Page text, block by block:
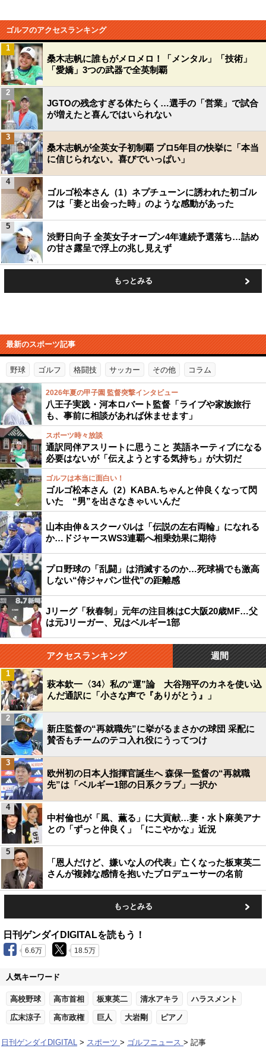
ゴルフのアクセスランキング
桑木志帆に誰もがメロメロ！「メンタル」「技術」
「愛嬌」3つの武器で全英制覇
1
JGTOの残念すぎる体たらく…選手の「営業」で試合
が増えたと喜んではいられない
2
桑木志帆が全英女子初制覇 プロ5年目の快挙に「本当
に信じられない。喜びでいっぱい」
3
ゴルゴ松本さん（1）ネプチューンに誘われた初ゴル
フは「妻と出会った時」のような感動があった
4
渋野日向子 全英女子オープン4年連続予選落ち…詰め
の甘さ露呈で浮上の兆し見えず
5
もっとみる
最新のスポーツ記事
野球 ゴルフ 格闘技 サッカー その他 コラム
2026年夏の甲子園 監督突撃インタビュー
八王子実践・河本ロバート監督「ライブや家族旅行
も、事前に相談があれば休ませます」
スポーツ時々放談
通訳同伴アスリートに思うこと 英語ネーティブになる
必要はないが「伝えようとする気持ち」が大切だ
ゴルフは本当に面白い！
ゴルゴ松本さん（2）KABA.ちゃんと仲良くなって閃
いた “男”を出さなきゃいいんだ
山本由伸＆スクーバルは「伝説の左右両輪」になれる
か…ドジャースWS3連覇へ相乗効果に期待
プロ野球の「乱闘」は消滅するのか…死球禍でも激高
しない“侍ジャパン世代”の距離感
Jリーグ「秋春制」元年の注目株はC大阪20歳MF…父
は元Jリーガー、兄はベルギー1部
アクセスランキング 週間
萩本欽一〈34〉私の“運”論 大谷翔平のカネを使い込
んだ通訳に「小さな声で『ありがとう』」
1
新庄監督の“再就職先”に挙がるまさかの球団 采配に
賛否もチームのテコ入れ役にうってつけ
2
欧州初の日本人指揮官誕生へ 森保一監督の“再就職
先”は「ベルギー1部の日系クラブ」一択か
3
中村倫也が「風、薫る」に大貢献…妻・水卜麻美アナ
との「ずっと仲良く」「にこやかな」近況
4
「恩人だけど、嫌いな人の代表」亡くなった板東英二
さんが複雑な感情を抱いたプロデューサーの名前
5
もっとみる
日刊ゲンダイDIGITALを読もう！
6.6万 18.5万
人気キーワード
高校野球 高市首相 板東英二 清水アキラ ハラスメント
広末涼子 高市政権 巨人 大岩剛 ピアノ
日刊ゲンダイDIGITAL スポーツ ゴルフニュース 記事